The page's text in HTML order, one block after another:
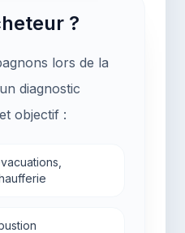
?
lors de la
diagnostic
objectif :